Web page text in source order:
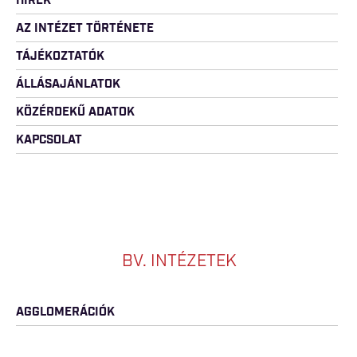
AZ INTÉZET TÖRTÉNETE
TÁJÉKOZTATÓK
ÁLLÁSAJÁNLATOK
KÖZÉRDEKŰ ADATOK
KAPCSOLAT
BV. INTÉZETEK
AGGLOMERÁCIÓK